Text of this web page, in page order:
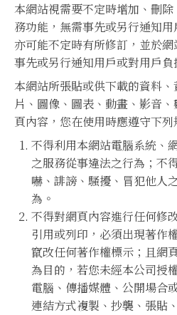
本網站視需要不定時增加、刪
務功能，無需事先或另行通知用
亦可能不定時有所修訂，並於
事先或另行通知用戶或對用戶負
本網站所張貼或供下載的資料
片、圖像、圖表、動畫、影音
頁內容，您在使用時應遵守下列
不得利用本網站電腦系統、
之服務從事違法之行為；不
嚇、誹謗、騷擾、冒犯他人
為。
不得對網頁內容進行任何修
引用或列印，必須出現著作
竄改任何著作權標示；且網
為目的，若您未經本公司授
電腦、傳播媒體、公開場合
連結方式複製、抄襲、張貼